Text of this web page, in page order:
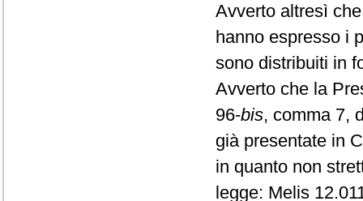
Avverto altresì
hanno espresso i
sono distribuiti in
Avverto che la
96-bis, comma 7,
già presentate in
in quanto non
legge: Melis